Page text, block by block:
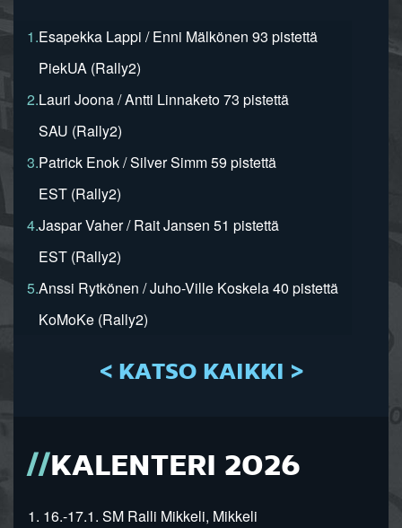
1.Esapekka Lappi / Enni Mälkönen 93 pistettä
PiekUA (Rally2)
2.Lauri Joona / Antti Linnaketo 73 pistettä
SAU (Rally2)
3.Patrick Enok / Silver Simm 59 pistettä
EST (Rally2)
4.Jaspar Vaher / Rait Jansen 51 pistettä
EST (Rally2)
5.Anssi Rytkönen / Juho-Ville Koskela 40 pistettä
KoMoKe (Rally2)
< KATSO KAIKKI >
KALENTERI 2026
1. 16.-17.1. SM Ralli Mikkeli, Mikkeli